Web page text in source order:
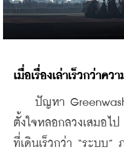
เมื่อเรื่องเล่าเร็วกว่าคว
ปัญหา
ตั้งใจหลอกลวงเสมอไป
ที่เดินเร็วกว่า “ระบบ”